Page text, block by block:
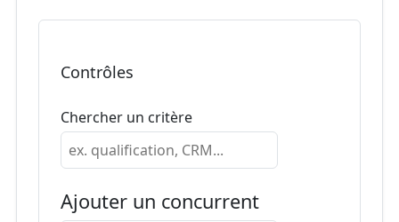
Contrôles
Chercher un critère
Ajouter un concurrent